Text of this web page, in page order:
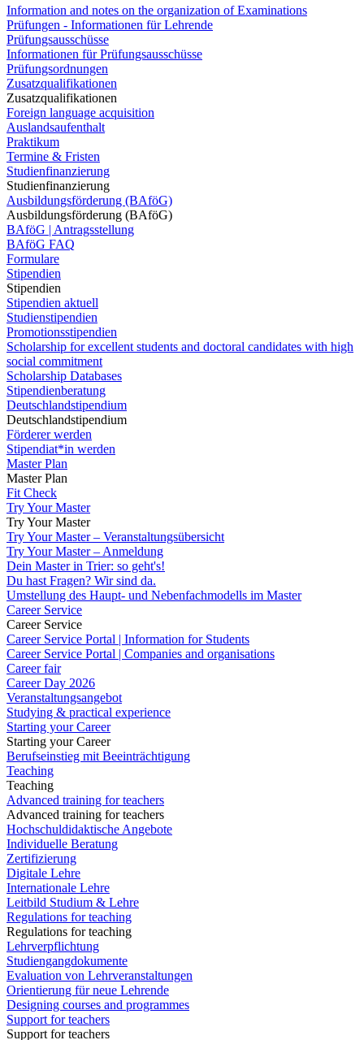
Information and notes on the organization of Examinations
Prüfungen - Informationen für Lehrende
Prüfungsausschüsse
Informationen für Prüfungsausschüsse
Prüfungsordnungen
Zusatzqualifikationen
Zusatzqualifikationen
Foreign language acquisition
Auslandsaufenthalt
Praktikum
Termine & Fristen
Studienfinanzierung
Studienfinanzierung
Ausbildungsförderung (BAföG)
Ausbildungsförderung (BAföG)
BAföG | Antragsstellung
BAföG FAQ
Formulare
Stipendien
Stipendien
Stipendien aktuell
Studienstipendien
Promotionsstipendien
Scholarship for excellent students and doctoral candidates with high
social commitment
Scholarship Databases
Stipendienberatung
Deutschlandstipendium
Deutschlandstipendium
Förderer werden
Stipendiat*in werden
Master Plan
Master Plan
Fit Check
Try Your Master
Try Your Master
Try Your Master – Veranstaltungsübersicht
Try Your Master – Anmeldung
Dein Master in Trier: so geht's!
Du hast Fragen? Wir sind da.
Umstellung des Haupt- und Nebenfachmodells im Master
Career Service
Career Service
Career Service Portal | Information for Students
Career Service Portal | Companies and organisations
Career fair
Career Day 2026
Veranstaltungsangebot
Studying & practical experience
Starting your Career
Starting your Career
Berufseinstieg mit Beeinträchtigung
Teaching
Teaching
Advanced training for teachers
Advanced training for teachers
Hochschuldidaktische Angebote
Individuelle Beratung
Zertifizierung
Digitale Lehre
Internationale Lehre
Leitbild Studium & Lehre
Regulations for teaching
Regulations for teaching
Lehrverpflichtung
Studiengangdokumente
Evaluation von Lehrveranstaltungen
Orientierung für neue Lehrende
Designing courses and programmes
Support for teachers
Support for teachers